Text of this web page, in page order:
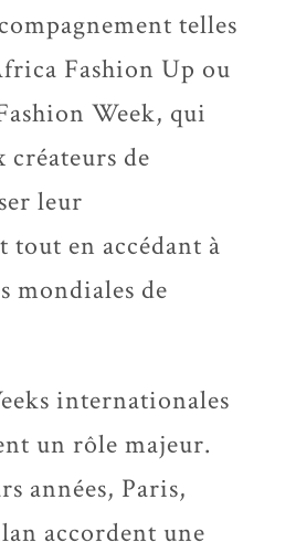
telles
Fashion Up ou
Week, qui
de
leur
tout en accédant à
mondiales de
internationales
un rôle majeur.
années, Paris,
accordent une